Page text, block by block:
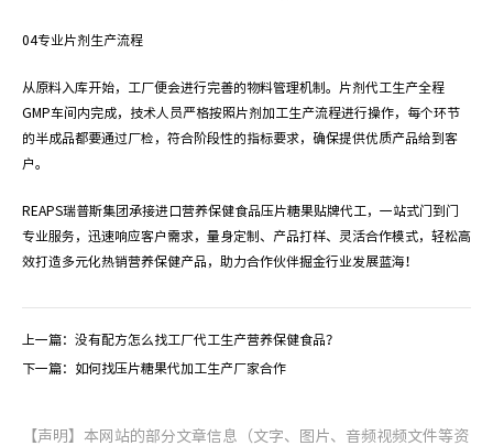
04专业片剂生产流程
从原料入库开始，工厂便会进行完善的物料管理机制。片剂代工生产全程
GMP车间内完成，技术人员严格按照片剂加工生产流程进行操作，每个环节
的半成品都要通过厂检，符合阶段性的指标要求，确保提供优质产品给到客
户。
REAPS瑞普斯集团承接进口营养保健食品压片糖果贴牌代工，一站式门到门
专业服务，迅速响应客户需求，量身定制、产品打样、灵活合作模式，轻松高
效打造多元化热销营养保健产品，助力合作伙伴掘金行业发展蓝海！
上一篇： 没有配方怎么找工厂代工生产营养保健食品？
下一篇： 如何找压片糖果代加工生产厂家合作
【声明】本网站的部分文章信息（文字、图片、音频视频文件等资